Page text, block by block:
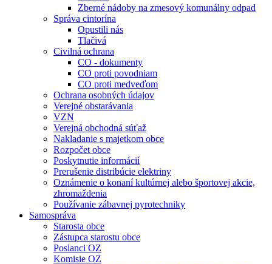
Zberné nádoby na zmesový komunálny odpad
Správa cintorína
Opustili nás
Tlačivá
Civilná ochrana
CO - dokumenty
CO proti povodniam
CO proti medveďom
Ochrana osobných údajov
Verejné obstarávania
VZN
Verejná obchodná súťaž
Nakladanie s majetkom obce
Rozpočet obce
Poskytnutie informácií
Prerušenie distribúcie elektriny
Oznámenie o konaní kultúrnej alebo športovej akcie,
zhromaždenia
Používanie zábavnej pyrotechniky
Samospráva
Starosta obce
Zástupca starostu obce
Poslanci OZ
Komisie OZ